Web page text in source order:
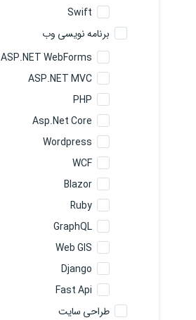
Swift
برنامه نویسی وب
ASP.NET WebForms
ASP.NET MVC
PHP
Asp.Net Core
Wordpress
WCF
Blazor
Ruby
GraphQL
Web GIS
Django
Fast Api
طراحی سایت